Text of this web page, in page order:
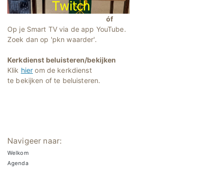
óf
Op je Smart TV via de app YouTube.
Zoek dan op 'pkn waarder'.
Kerkdienst beluisteren/bekijken
Klik hier om de kerkdienst
te bekijken of te beluisteren.
Navigeer naar:
Welkom
Agenda